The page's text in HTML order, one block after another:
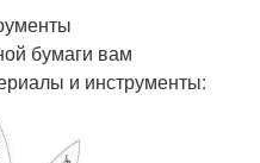
бумаги вам
и инструменты: